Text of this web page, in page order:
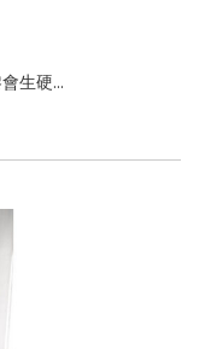
生硬...